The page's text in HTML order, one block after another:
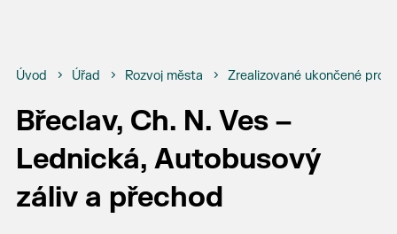
Úvod Úřad Rozvoj města Zrealizované ukončené
Břeclav, Ch. N. Ves –
Lednická, Autobusový
záliv a přechod